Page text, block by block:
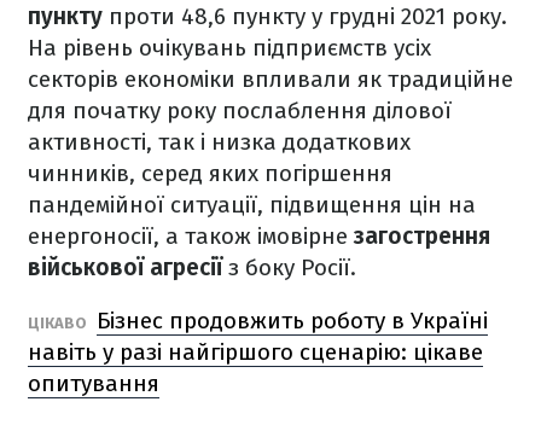
пункту проти 48,6 пункту у грудні 2021 року.
На рівень очікувань підприємств усіх
секторів економіки впливали як традиційне
для початку року послаблення ділової
активності, так і низка додаткових
чинників, серед яких погіршення
пандемійної ситуації, підвищення цін на
енергоносії, а також імовірнезагострення
військової агресіїз боку Росії.
ЦІКАВО
Бізнес продовжить роботу в Україні
навіть у разі найгіршого сценарію: цікаве
опитування